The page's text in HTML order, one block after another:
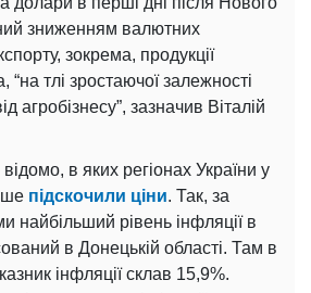
зниженням валютних
зокрема, продукції
“на тлі зростаючої залежності
агробізнесу”, зазначив Віталій
в яких регіонах України у
підскочили ціни. Так, за
найбільший рівень інфляції в
в Донецькій області. Там в
інфляції склав 15,9%.